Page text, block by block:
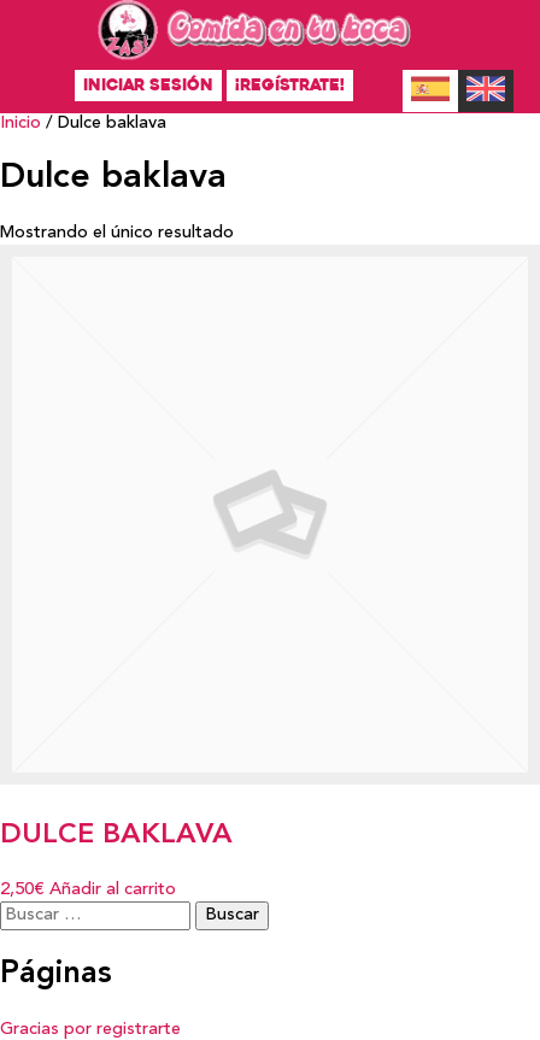
INICIAR SESIÓN ¡REGÍSTRATE!
Inicio / Dulce baklava
Dulce baklava
Mostrando el único resultado
DULCE BAKLAVA
2,50€ Añadir al carrito
Buscar:
Páginas
Gracias por registrarte